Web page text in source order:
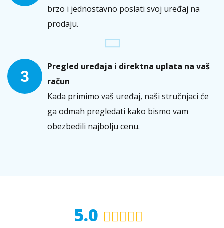
brzo i jednostavno poslati svoj uređaj na
prodaju.
3
Pregled uređaja i direktna uplata na vaš
račun
Kada primimo vaš uređaj, naši stručnjaci će
ga odmah pregledati kako bismo vam
obezbedili najbolju cenu.
5.0